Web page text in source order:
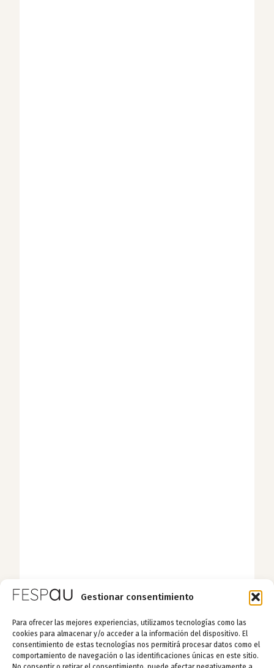
Gestionar consentimiento
Para ofrecer las mejores experiencias, utilizamos tecnologías como las
cookies para almacenar y/o acceder a la información del dispositivo. El
consentimiento de estas tecnologías nos permitirá procesar datos como el
comportamiento de navegación o las identificaciones únicas en este sitio.